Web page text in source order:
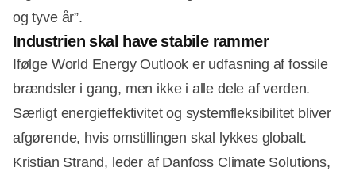
og tyve år”.
Industrien skal have stabile rammer
Ifølge World Energy Outlook er udfasning af fossile
brændsler i gang, men ikke i alle dele af verden.
Særligt energieffektivitet og systemfleksibilitet bliver
afgørende, hvis omstillingen skal lykkes globalt.
Kristian Strand, leder af Danfoss Climate Solutions,